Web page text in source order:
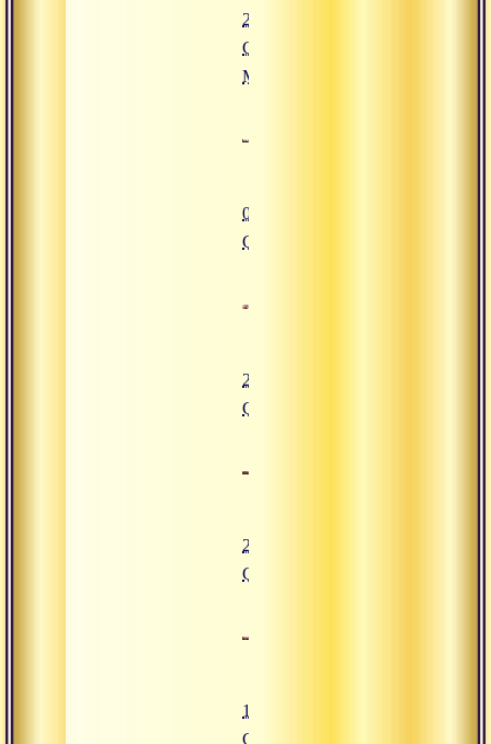
24.07.2016
Сатсанг,
Минск
07.05.2016
Сатсанг
27.05.2016
Сатсанг
29.04.2016
Сатсанг
15.04.2016
Сатсанг